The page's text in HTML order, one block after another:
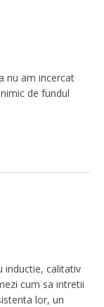
nu am incercat
de fundul
inductie, calitativ
cum sa intretii
lor, un